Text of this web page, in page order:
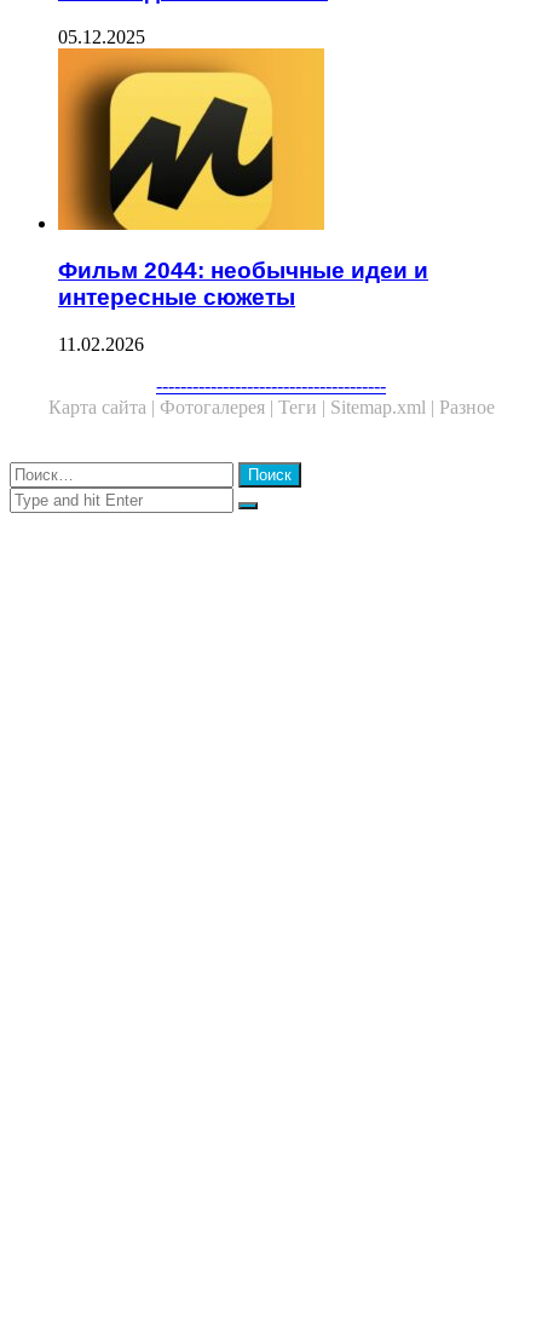
05.12.2025
Фильм 2044: необычные идеи и
интересные сюжеты
11.02.2026
--------------------------------------
Карта сайта | Фотогалерея | Теги | Sitemap.xml | Разное
Close
Найти:
Close
Search